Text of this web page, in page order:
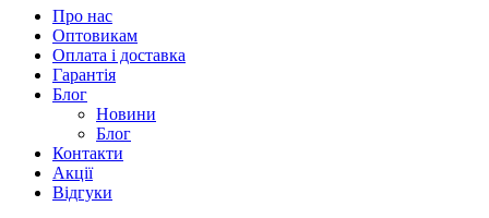
Про нас
Оптовикам
Оплата і доставка
Гарантія
Блог
Новини
Блог
Контакти
Акції
Відгуки